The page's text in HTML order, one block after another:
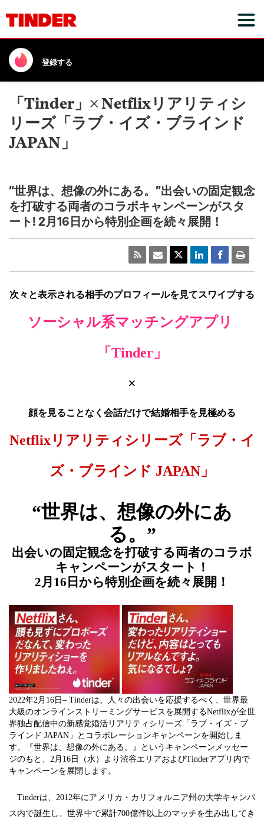
登録する
「Tinder」× Netflixリアリティシ
リーズ「ラブ・イズ・ブラインド
JAPAN」
“世界は、想像の外にある。”出会いの固定観念
を打破する両者のコラボキャンペーンがスタ
ート! 2月16日から特別企画を続々展開！
次々と表示される相手のプロフィールを見てスワイプする
ソーシャル系マッチングアプリ
「Tinder」
×
顔を見ることなく会話だけで結婚相手を見極める
Netflixリアリティシリーズ「ラブ・イ
ズ・ブラインド JAPAN」
“世界は、想像の外にあ
る。”
出会いの固定観念を打破する両者のコラボ
キャンペーンがスタート！
2月16日から特別企画を続々展開！
2022年2月16日– Tinderは、人々の出会いを応援するべく、世界最
大級のオンラインストリーミングサービスを展開するNetflixが全世
界独占配信中の新感覚婚活リアリティシリーズ「ラブ・イズ・ブ
ラインド JAPAN」とコラボレーションキャンペーンを開始しま
す。『世界は、想像の外にある。』というキャンペーンメッセー
ジのもと、2月16日（水）より渋谷エリアおよびTinderアプリ内で
キャンペーンを展開します。
Tinderは、2012年にアメリカ・カリフォルニア州の大学キャンパ
ス内で誕生し、世界中で累計700億件以上のマッチを生み出してき